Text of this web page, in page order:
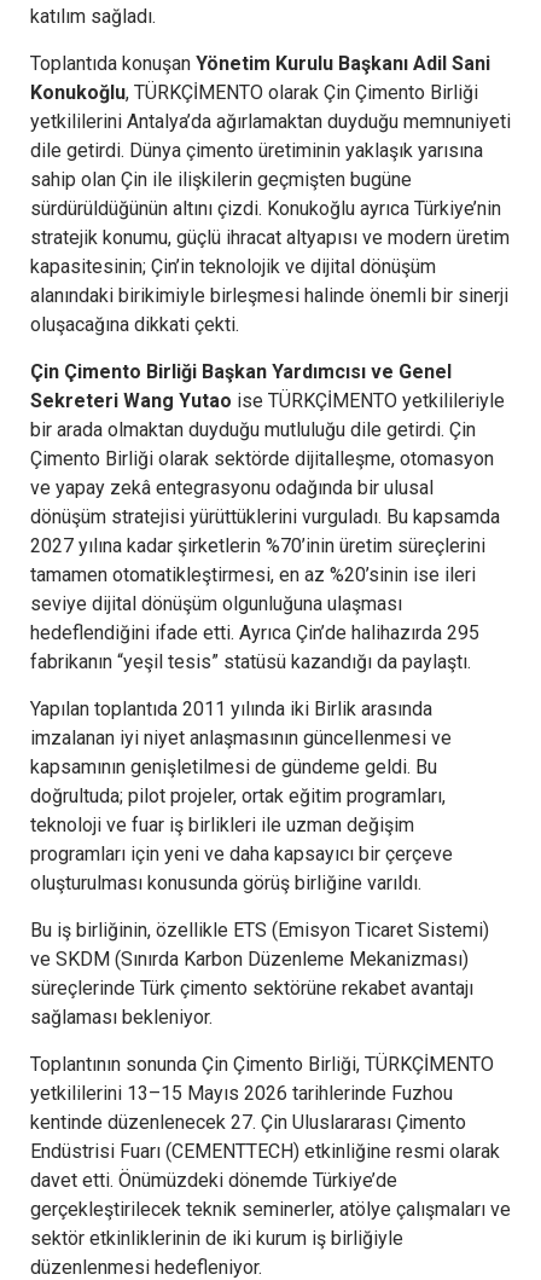
katılım sağladı.
Toplantıda konuşan Yönetim Kurulu Başkanı Adil Sani
Konukoğlu, TÜRKÇİMENTO olarak Çin Çimento Birliği
yetkililerini Antalya’da ağırlamaktan duyduğu memnuniyeti
dile getirdi. Dünya çimento üretiminin yaklaşık yarısına
sahip olan Çin ile ilişkilerin geçmişten bugüne
sürdürüldüğünün altını çizdi. Konukoğlu ayrıca Türkiye’nin
stratejik konumu, güçlü ihracat altyapısı ve modern üretim
kapasitesinin; Çin’in teknolojik ve dijital dönüşüm
alanındaki birikimiyle birleşmesi halinde önemli bir sinerji
oluşacağına dikkati çekti.
Çin Çimento Birliği Başkan Yardımcısı ve Genel
Sekreteri Wang Yutao ise TÜRKÇİMENTO yetkilileriyle
bir arada olmaktan duyduğu mutluluğu dile getirdi. Çin
Çimento Birliği olarak sektörde dijitalleşme, otomasyon
ve yapay zekâ entegrasyonu odağında bir ulusal
dönüşüm stratejisi yürüttüklerini vurguladı. Bu kapsamda
2027 yılına kadar şirketlerin %70’inin üretim süreçlerini
tamamen otomatikleştirmesi, en az %20’sinin ise ileri
seviye dijital dönüşüm olgunluğuna ulaşması
hedeflendiğini ifade etti. Ayrıca Çin’de halihazırda 295
fabrikanın “yeşil tesis” statüsü kazandığı da paylaştı.
Yapılan toplantıda 2011 yılında iki Birlik arasında
imzalanan iyi niyet anlaşmasının güncellenmesi ve
kapsamının genişletilmesi de gündeme geldi. Bu
doğrultuda; pilot projeler, ortak eğitim programları,
teknoloji ve fuar iş birlikleri ile uzman değişim
programları için yeni ve daha kapsayıcı bir çerçeve
oluşturulması konusunda görüş birliğine varıldı.
Bu iş birliğinin, özellikle ETS (Emisyon Ticaret Sistemi)
ve SKDM (Sınırda Karbon Düzenleme Mekanizması)
süreçlerinde Türk çimento sektörüne rekabet avantajı
sağlaması bekleniyor.
Toplantının sonunda Çin Çimento Birliği, TÜRKÇİMENTO
yetkililerini 13–15 Mayıs 2026 tarihlerinde Fuzhou
kentinde düzenlenecek 27. Çin Uluslararası Çimento
Endüstrisi Fuarı (CEMENTTECH) etkinliğine resmi olarak
davet etti. Önümüzdeki dönemde Türkiye’de
gerçekleştirilecek teknik seminerler, atölye çalışmaları ve
sektör etkinliklerinin de iki kurum iş birliğiyle
düzenlenmesi hedefleniyor.